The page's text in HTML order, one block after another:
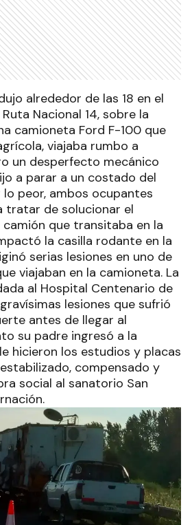
alrededor de las 18 en el
Nacional 14, sobre la
camioneta Ford F-100 que
viajaba rumbo a
un desperfecto mecánico
a parar a un costado del
lo peor, ambos ocupantes
tratar de solucionar el
que transitaba en la
la casilla rodante en la
serias lesiones en uno de
viajaban en la camioneta. La
al Hospital Centenario de
lesiones que sufrió
antes de llegar al
su padre ingresó a la
hicieron los estudios y placas
compensado y
social al sanatorio San